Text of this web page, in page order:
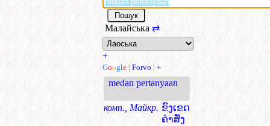
Малайська ⇄
+
Google | Forvo | +
medan pertanyaan
комп., Майкр. ຂົງເຂດ
ຄຳສັ່ງ